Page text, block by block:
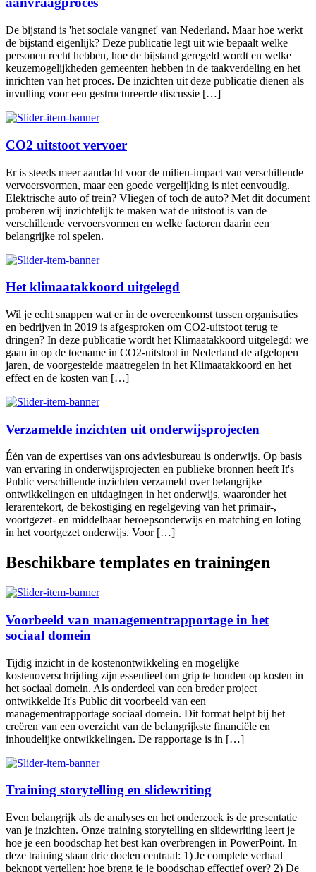
De bijstand is 'het sociale vangnet' van Nederland. Maar hoe werkt
de bijstand eigenlijk? Deze publicatie legt uit wie bepaalt welke
personen recht hebben, hoe de bijstand geregeld wordt en welke
keuzemogelijkheden gemeenten hebben in de taakverdeling en het
inrichten van het proces. De inzichten uit deze publicatie dienen als
invulling voor een gestructureerde discussie […]
CO2 uitstoot vervoer
Er is steeds meer aandacht voor de milieu-impact van verschillende
vervoersvormen, maar een goede vergelijking is niet eenvoudig.
Elektrische auto of trein? Vliegen of toch de auto? Met dit document
proberen wij inzichtelijk te maken wat de uitstoot is van de
verschillende vervoersvormen en welke factoren daarin een
belangrijke rol spelen.
Het klimaatakkoord uitgelegd
Wil je echt snappen wat er in de overeenkomst tussen organisaties
en bedrijven in 2019 is afgesproken om CO2-uitstoot terug te
dringen? In deze publicatie wordt het Klimaatakkoord uitgelegd: we
gaan in op de toename in CO2-uitstoot in Nederland de afgelopen
jaren, de voorgestelde maatregelen in het Klimaatakkoord en het
effect en de kosten van […]
Verzamelde inzichten uit onderwijsprojecten
Één van de expertises van ons adviesbureau is onderwijs. Op basis
van ervaring in onderwijsprojecten en publieke bronnen heeft It's
Public verschillende inzichten verzameld over belangrijke
ontwikkelingen en uitdagingen in het onderwijs, waaronder het
lerarentekort, de bekostiging en regelgeving van het primair-,
voortgezet- en middelbaar beroepsonderwijs en matching en loting
in het voortgezet onderwijs. Voor […]
Beschikbare templates en trainingen
Voorbeeld van managementrapportage in het
sociaal domein
Tijdig inzicht in de kostenontwikkeling en mogelijke
kostenoverschrijding zijn essentieel om grip te houden op kosten in
het sociaal domein. Als onderdeel van een breder project
ontwikkelde It's Public dit voorbeeld van een
managementrapportage sociaal domein. Dit format helpt bij het
creëren van een overzicht van de belangrijkste financiële en
inhoudelijke ontwikkelingen. De rapportage is in […]
Training storytelling en slidewriting
Even belangrijk als de analyses en het onderzoek is de presentatie
van je inzichten. Onze training storytelling en slidewriting leert je
hoe je een boodschap het best kan overbrengen in PowerPoint. In
deze training staan drie doelen centraal: 1) Je complete verhaal
beknopt vertellen: hoe breng je je boodschap effectief over? 2) De